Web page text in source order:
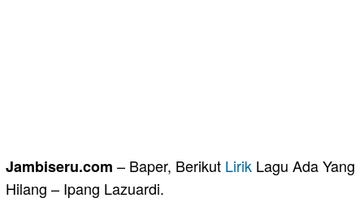
Jambiseru.com – Baper, Berikut Lirik Lagu Ada Yang
Hilang – Ipang Lazuardi.